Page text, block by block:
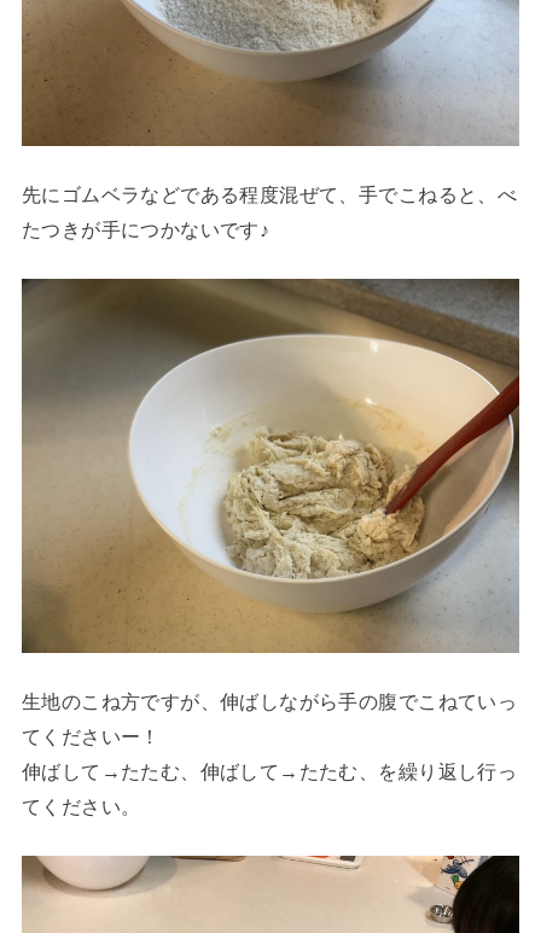
先にゴムベラなどである程度混ぜて、手でこねると、べ
たつきが手につかないです♪
生地のこね方ですが、伸ばしながら手の腹でこねていっ
てくださいー！
伸ばして→たたむ、伸ばして→たたむ、を繰り返し行っ
てください。